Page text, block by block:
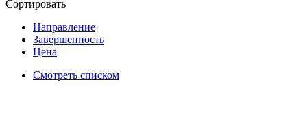
Сортировать
Направление
Завершенность
Цена
Смотреть списком